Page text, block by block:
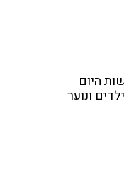
היום
ונוער